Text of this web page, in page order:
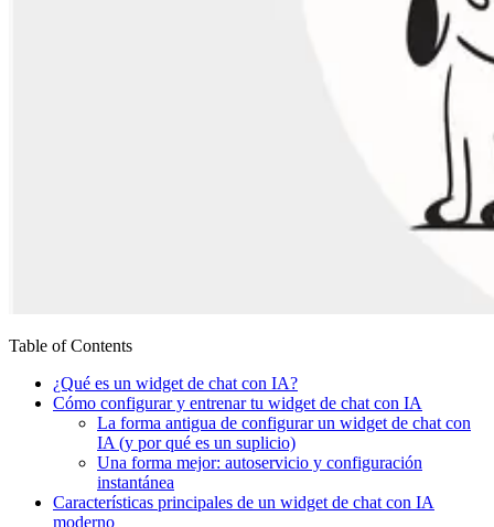
Table of Contents
¿Qué es un widget de chat con IA?
Cómo configurar y entrenar tu widget de chat con IA
La forma antigua de configurar un widget de chat con
IA (y por qué es un suplicio)
Una forma mejor: autoservicio y configuración
instantánea
Características principales de un widget de chat con IA
moderno